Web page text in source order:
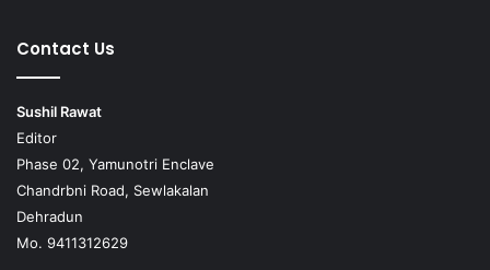
Contact Us
Sushil Rawat
Editor
Phase 02, Yamunotri Enclave
Chandrbni Road, Sewlakalan
Dehradun
Mo. 9411312629